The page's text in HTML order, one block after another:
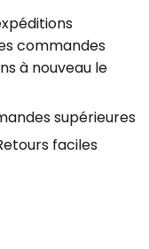
commandes
à nouveau le
supérieures
faciles